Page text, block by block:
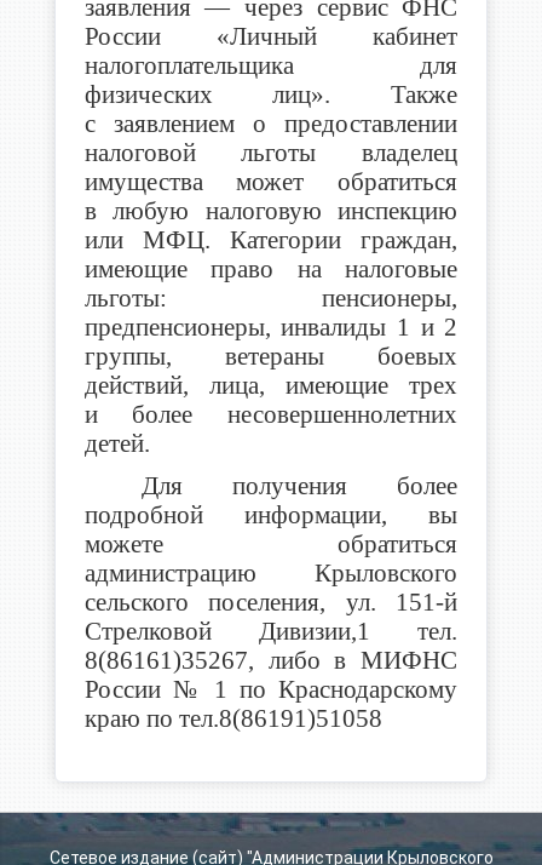
заявления — через сервис ФНС
России «Личный кабинет
налогоплательщика для
физических лиц». Также
с заявлением о предоставлении
налоговой льготы владелец
имущества может обратиться
в любую налоговую инспекцию
или МФЦ. Категории граждан,
имеющие право на налоговые
льготы: пенсионеры,
предпенсионеры, инвалиды 1 и 2
группы, ветераны боевых
действий, лица, имеющие трех
и более несовершеннолетних
детей.
Для получения более
подробной информации, вы
можете обратиться
администрацию Крыловского
сельского поселения, ул. 151-й
Стрелковой Дивизии,1 тел.
8(86161)35267, либо в МИФНС
России № 1 по Краснодарскому
краю по тел.8(86191)51058
Сетевое издание (сайт) "Администрации Крыловского